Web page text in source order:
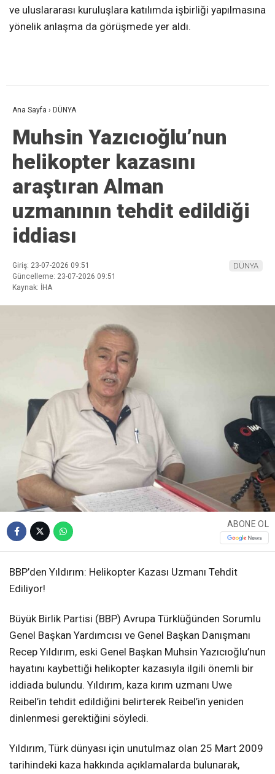
ve uluslararası kuruluşlara katılımda işbirliği yapılmasına
yönelik anlaşma da görüşmede yer aldı.
Ana Sayfa › DÜNYA
Muhsin Yazıcıoğlu’nun
helikopter kazasını
araştıran Alman
uzmanının tehdit edildiği
iddiası
Giriş: 23-07-2026 09:51
Güncelleme: 23-07-2026 09:51
Kaynak: İHA
DÜNYA
ABONE OL
BBP’den Yıldırım: Helikopter Kazası Uzmanı Tehdit
Ediliyor!
Büyük Birlik Partisi (BBP) Avrupa Türklüğünden Sorumlu
Genel Başkan Yardımcısı ve Genel Başkan Danışmanı
Recep Yıldırım, eski Genel Başkan Muhsin Yazıcıoğlu’nun
hayatını kaybettiği helikopter kazasıyla ilgili önemli bir
iddiada bulundu. Yıldırım, kaza kırım uzmanı Uwe
Reibel’in tehdit edildiğini belirterek Reibel’in yeniden
dinlenmesi gerektiğini söyledi.
Yıldırım, Türk dünyası için unutulmaz olan 25 Mart 2009
tarihindeki kaza hakkında açıklamalarda bulunarak,